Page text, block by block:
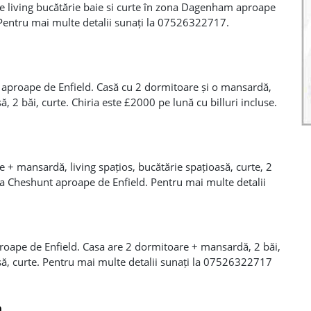
living bucătărie baie si curte în zona Dagenham aproape
mai multe detalii sunați la 07526322717.
de Enfield. Casă cu 2 dormitoare și o mansardă,
2 băi, curte. Chiria este £2000 pe lună cu billuri incluse.
+ mansardă, living spațios, bucătărie spațioasă, curte, 2
Cheshunt aproape de Enfield. Pentru mai multe detalii
de Enfield. Casa are 2 dormitoare + mansardă, 2 băi,
curte. Pentru mai multe detalii sunați la 07526322717